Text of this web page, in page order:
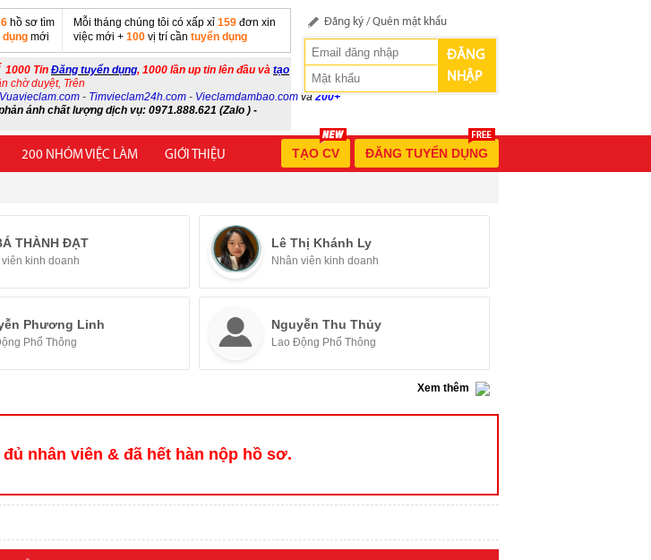
hồ sơ tìm
dụng mới
Mỗi tháng chúng tôi có xấp xỉ 159 đơn xin
việc mới + 100 vị trí cần tuyển dụng
1000 Tin Đăng tuyển dụng, 1000 lần up tin lên đầu và tạo
chờ duyệt, Trên
Vuavieclam.com - Timvieclam24h.com - Vieclamdambao.com và 200+
ánh chất lượng dịch vụ: 0971.888.621 (Zalo ) -
Đăng ký /Quên mật khẩu
ĐĂNG
NHẬP
200 NHÓM VIỆC LÀM GIỚI THIỆU ĐĂNG TUYỂN DỤNG
TẠO CV
THÀNH ĐẠT
viên kinh doanh
Lê Thị Khánh Ly
Nhân viên kinh doanh
Phương Linh
Phổ Thông
Nguyễn Thu Thủy
Lao Động Phổ Thông
Xem thêm
nhân viên & đã hết hàn nộp hồ sơ.